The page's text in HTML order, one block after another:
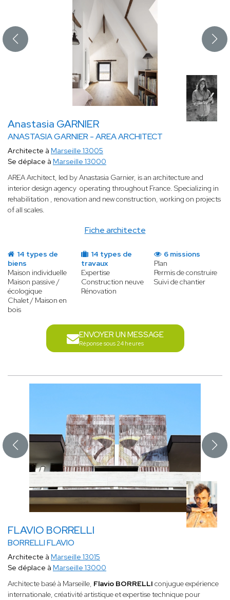
Anastasia GARNIER
ANASTASIA GARNIER - AREA ARCHITECT
Fiche architecte
Architecte à Marseille 13005
Se déplace à Marseille 13000
AREA Architect, led by Anastasia Garnier, is an architecture and
interior design agency operating throughout France. Specializing in
rehabilitation , renovation and new construction, working on projects
of all scales.
14 types de
biens
Maison individuelle
Maison passive /
écologique
Chalet / Maison en
bois
14 types de
travaux
Expertise
Construction neuve
Rénovation
6 missions
Plan
Permis de construire
Suivi de chantier
ENVOYER UN MESSAGE
Réponse sous 24 heures
FLAVIO BORRELLI
BORRELLI FLAVIO
Architecte à Marseille 13015
Se déplace à Marseille 13000
Architecte basé à Marseille, Flavio BORRELLI conjugue expérience
internationale, créativité artistique et expertise technique pour